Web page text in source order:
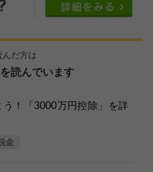
んだ方は
読んでいます
！「3000万円控除」を詳
金